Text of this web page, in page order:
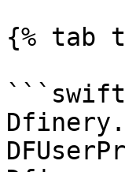
{% tab
```swift